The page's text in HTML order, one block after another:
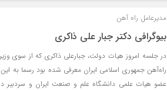
مدیرعامل راه آهن
بیوگرافی دکتر جبار علی ذاکری
در جلسه امروز هیات دولت، جبارعلی ذاکری که از سوی
راه‌آهن جمهوری اسلامی ایران معرفی شده بود رسما به
عضو هیات علمی دانشگاه علم و صنعت ایران و سردبیر